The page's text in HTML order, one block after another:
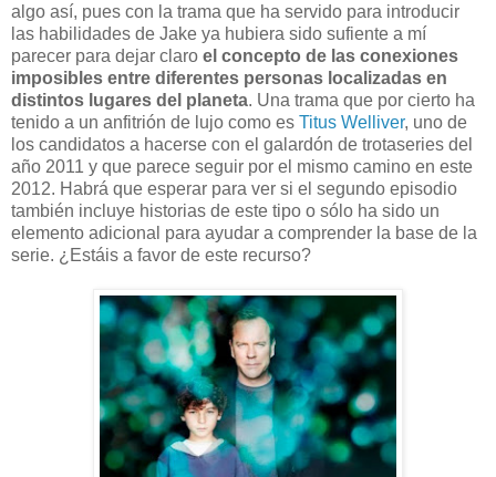
algo así, pues con la trama que ha servido para introducir
las habilidades de Jake ya hubiera sido sufiente a mí
parecer para dejar claro el concepto de las conexiones
imposibles entre diferentes personas localizadas en
distintos lugares del planeta. Una trama que por cierto ha
tenido a un anfitrión de lujo como es Titus Welliver, uno de
los candidatos a hacerse con el galardón de trotaseries del
año 2011 y que parece seguir por el mismo camino en este
2012. Habrá que esperar para ver si el segundo episodio
también incluye historias de este tipo o sólo ha sido un
elemento adicional para ayudar a comprender la base de la
serie. ¿Estáis a favor de este recurso?